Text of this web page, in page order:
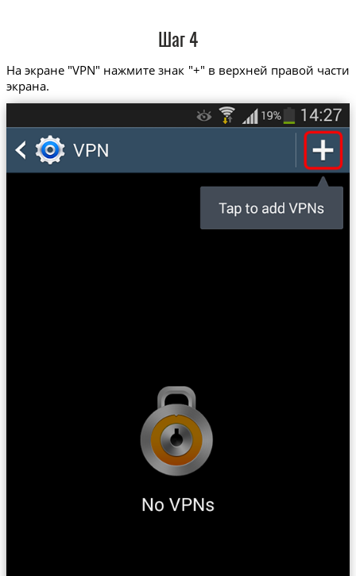
Шаг 4
На экране "VPN" нажмите знак "+" в верхней правой части
экрана.